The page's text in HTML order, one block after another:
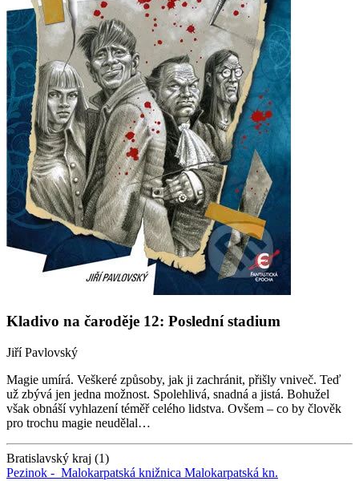
Kladivo na čaroděje 12: Poslední stadium
Jiří Pavlovský
Magie umírá. Veškeré způsoby, jak ji zachránit, přišly vniveč. Teď
už zbývá jen jedna možnost. Spolehlivá, snadná a jistá. Bohužel
však obnáší vyhlazení téměř celého lidstva. Ovšem – co by člověk
pro trochu magie neudělal…
Bratislavský kraj (1)
Pezinok - Malokarpatská knižnica Malokarpatská kn.